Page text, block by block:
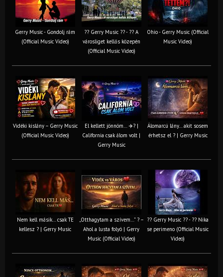
Gerry Music - Gondolj rám
(Official Music Video)
?? Gerry Music ?? - ?? A
városliget kellős közepén
(Official Music Video)
Ohio - Gerry Music (Official
Music Video)
Vidéki kislány – Gerry Music
(Official Music Video)
El kellett jönnöm… ✈️? |
California csak álom volt |
Gerry Music
Álomarcú lány… akit sosem
érhetsz el ? | Gerry Music
Nem kell másik… csak TE
kellesz ? | Gerry Music
„Otthagytam a szívem…” ? –
Ahol a lusta folyó | Gerry
Music (Official Video)
?? Gerry Music ?? - ?? Nika
se perimeno (Official Music
Video)